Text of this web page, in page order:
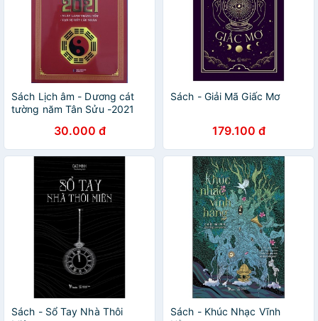
Sách Lịch âm - Dương cát
tường năm Tân Sửu -2021
30.000 đ
Sách - Giải Mã Giấc Mơ
179.100 đ
Sách - Sổ Tay Nhà Thôi
Sách - Khúc Nhạc Vĩnh